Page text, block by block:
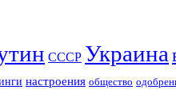
СССР Украина
настроения общество